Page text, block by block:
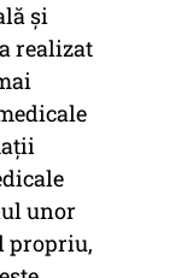
și
realizat
unor
propriu,